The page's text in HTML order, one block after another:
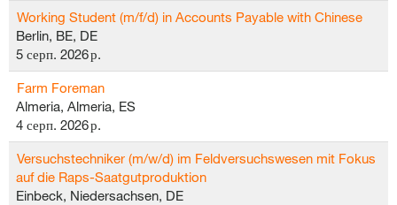
Working Student (m/f/d) in Accounts Payable with Chinese
Berlin, BE, DE
5 серп. 2026 р.
Farm Foreman
Almeria, Almeria, ES
4 серп. 2026 р.
Versuchstechniker (m/w/d) im Feldversuchswesen mit Fokus
auf die Raps-Saatgutproduktion
Einbeck, Niedersachsen, DE